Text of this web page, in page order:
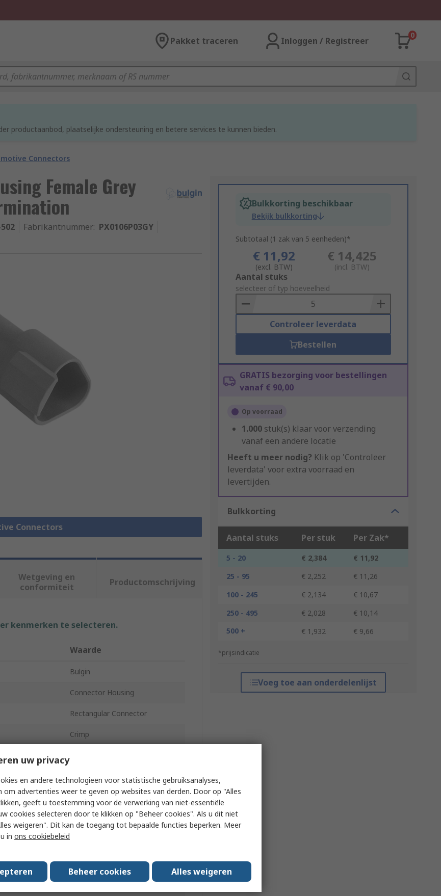
Pakket traceren Inloggen / Registreer
0
productaanbod, plaatselijke ondersteuning en betere services te kunnen bieden.
Connectors
Female Grey
Fabrikantnummer: PX0106P03GY
Connectors
Bulkkorting beschikbaar
Bekijk bulkkorting
Subtotaal (1 zak van 5 eenheden)*
€ 11,92
(excl. BTW)
€ 14,425
(incl. BTW)
Add
to
Basket
Aantal stuks
selecteer of typ hoeveelheid
Controleer leverdata
Bestellen
GRATIS bezorging voor bestellingen
vanaf € 90,00
Op voorraad
1.000 stuk(s) klaar voor verzending
vanaf een andere locatie
Heeft u meer nodig? Klik op 'Controleer
leverdata' voor extra voorraad en
levertijden.
Bulkkorting
Aantal stuks Per stuk Per Zak*
5 - 20 € 2,384
€ 11,92
25 - 95
€ 2,252
€ 11,26
100 - 245
€ 2,134
€ 10,67
250 - 495
€ 2,028
€ 10,14
500 +
€ 1,932 € 9,66
*prijsindicatie
Voeg toe aan onderdelenlijst
Wetgeving en
conformiteit
Productomschrijving
kenmerken te selecteren.
Waarde
Bulgin
Connector Housing
Rectangular Connector
Crimp
Female
13A
2
PX0106
No
uw privacy
en andere technologieën voor statistische gebruiksanalyses,
om advertenties weer te geven op websites van derden. Door op "Alles
geeft u toestemming voor de verwerking van niet-essentiële
cookies selecteren door te klikken op "Beheer cookies". Als u dit niet
weigeren". Dit kan de toegang tot bepaalde functies beperken. Meer
in ons cookiebeleid
Beheer cookies Alles weigeren